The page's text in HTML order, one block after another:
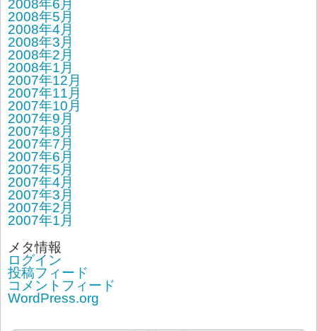
2008年6月
2008年5月
2008年4月
2008年3月
2008年2月
2008年1月
2007年12月
2007年11月
2007年10月
2007年9月
2007年8月
2007年7月
2007年6月
2007年5月
2007年4月
2007年3月
2007年2月
2007年1月
メタ情報
ログイン
投稿フィード
コメントフィード
WordPress.org